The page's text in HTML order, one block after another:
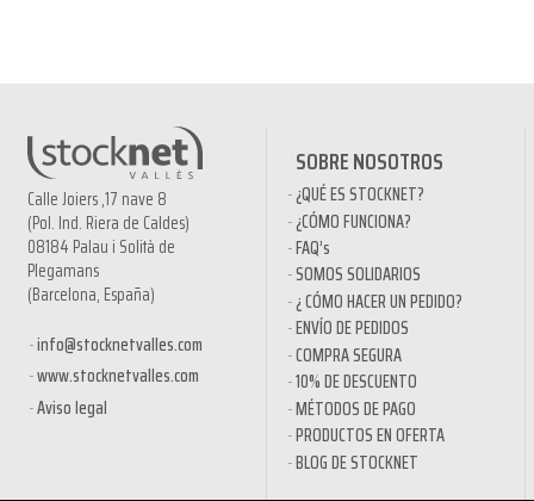
Calle Joiers ,17 nave 8
(Pol. Ind. Riera de Caldes)
08184 Palau i Solità de
Plegamans
(Barcelona, España)
info@stocknetvalles.com
www.stocknetvalles.com
Aviso legal
SOBRE NOSOTROS
¿QUÉ ES STOCKNET?
¿CÓMO FUNCIONA?
FAQ’s
SOMOS SOLIDARIOS
¿ CÓMO HACER UN PEDIDO?
ENVÍO DE PEDIDOS
COMPRA SEGURA
10% DE DESCUENTO
MÉTODOS DE PAGO
PRODUCTOS EN OFERTA
BLOG DE STOCKNET